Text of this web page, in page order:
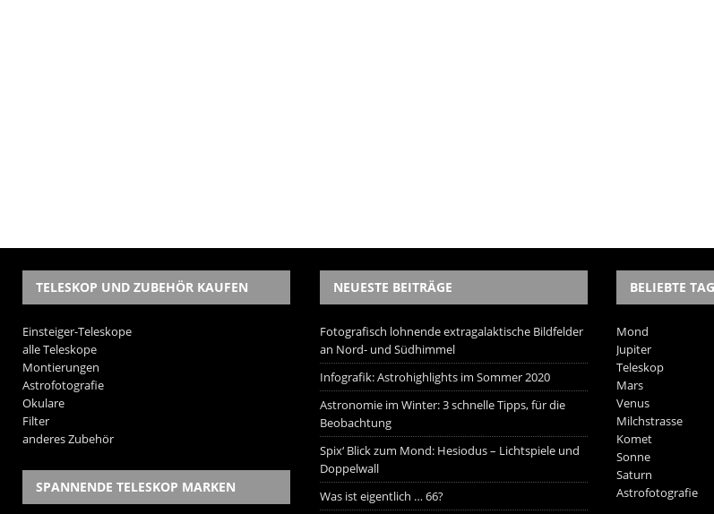
TELESKOP UND ZUBEHÖR KAUFEN
Einsteiger-Teleskope
alle Teleskope
Montierungen
Astrofotografie
Okulare
Filter
anderes Zubehör
SPANNENDE TELESKOP MARKEN
NEUESTE BEITRÄGE
Fotografisch lohnende extragalaktische Bildfelder
an Nord- und Südhimmel
Infografik: Astrohighlights im Sommer 2020
Astronomie im Winter: 3 schnelle Tipps, für die
Beobachtung
Spix‘ Blick zum Mond: Hesiodus – Lichtspiele und
Doppelwall
Was ist eigentlich … 66?
BELIEBTE
Mond
Jupiter
Teleskop
Mars
Venus
Milchstrasse
Komet
Sonne
Saturn
Astrofotografie